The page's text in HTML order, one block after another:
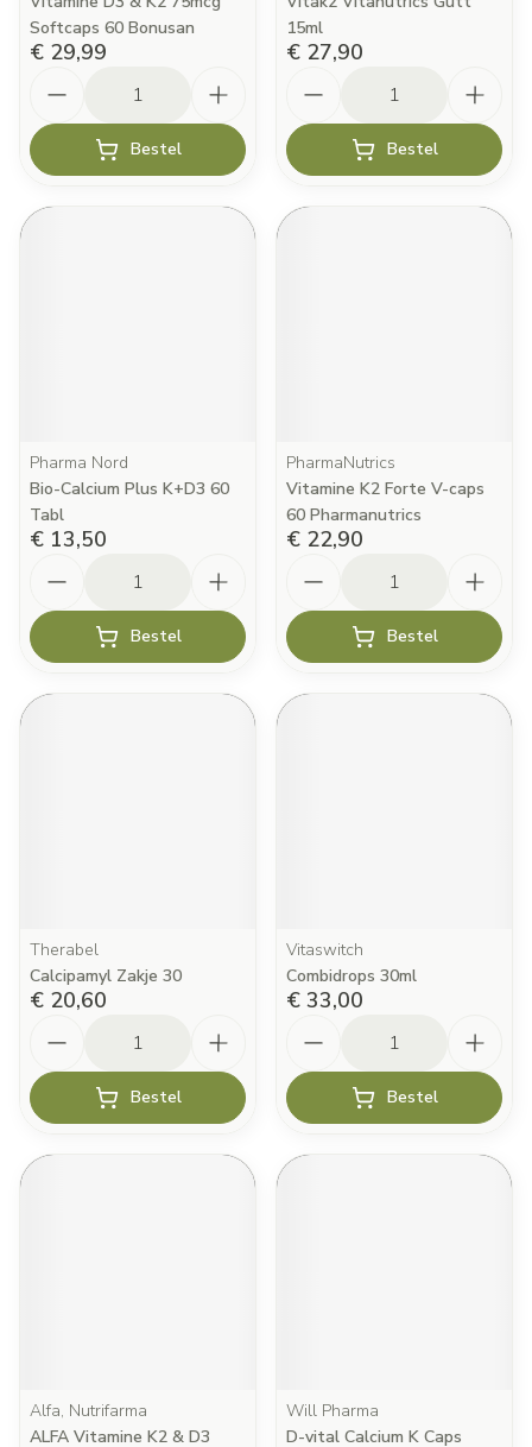
Softcaps 60 Bonusan
€ 29,99
Bestel
15ml
€ 27,90
Bestel
Pharma Nord
Bio-Calcium Plus K+D3 60
Tabl
€ 13,50
Bestel
PharmaNutrics
Vitamine K2 Forte V-caps
60 Pharmanutrics
€ 22,90
Bestel
Therabel
Calcipamyl Zakje 30
€ 20,60
Bestel
Vitaswitch
Combidrops 30ml
€ 33,00
Bestel
Alfa, Nutrifarma
ALFA Vitamine K2 & D3
Will Pharma
D-vital Calcium K Caps